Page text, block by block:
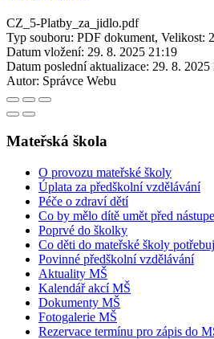
CZ_5-Platby_za_jidlo.pdf
Typ souboru: PDF dokument, Velikost:
Datum vložení: 29. 8. 2025 21:19
Datum poslední aktualizace: 29. 8. 2025
Autor: Správce Webu
Mateřská škola
O provozu mateřské školy
Úplata za předškolní vzdělávání
Péče o zdraví dětí
Co by mělo dítě umět před
Poprvé do školky
Co děti do mateřské školy
Povinné předškolní vzdělávání
Aktuality MŠ
Kalendář akcí MŠ
Dokumenty MŠ
Fotogalerie MŠ
Rezervace termínu pro zápis do